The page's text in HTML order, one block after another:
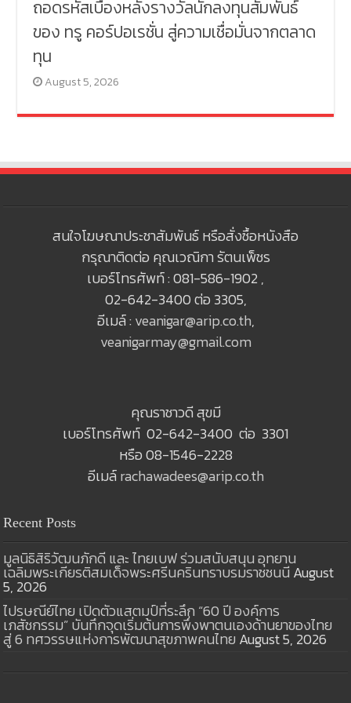
ถอดรหัสเบื้องหลังรางวัลนักลงทุนสัมพันธ์
ของ ทรู คอร์ปอเรชั่น สู่ความเชื่อมั่นจากตลาด
ทุน
August 5, 2026
สนใจโฆษณาประชาสัมพันธ์ หรือสั่งซื้อหนังสือ
กรุณาติดต่อ คุณเวณิกา รัตนเพ็ชร
เบอร์โทรศัพท์ : 081-586-1902 ,
02-642-3400 ต่อ 3305,
อีเมล์ : veanigar@arip.co.th,
veanigarmay@gmail.com
คุณราชาวดี สุขมี
เบอร์โทรศัพท์ 02-642-3400 ต่อ 3301
หรือ 08-1546-2228
อีเมล์rachawadees@arip.co.th
Recent Posts
มูลนิธิสิริวัฒนภักดี และ ไทยเบฟ ร่วมสนับสนุน อุทยาน
เฉลิมพระเกียรติสมเด็จพระศรีนครินทราบรมราชชนนี August
5, 2026
ไปรษณีย์ไทย เปิดตัวแสตมป์ที่ระลึก “60 ปี องค์การ
เภสัชกรรม” บันทึกจุดเริ่มต้นการพึ่งพาตนเองด้านยาของไทย
สู่ 6 ทศวรรษแห่งการพัฒนาสุขภาพคนไทย August 5, 2026